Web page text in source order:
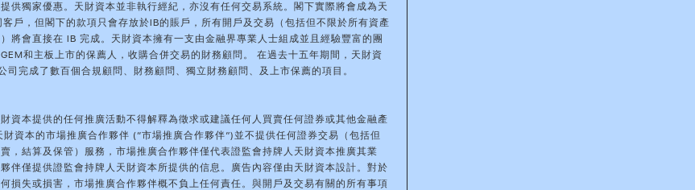
供獨家優惠。天財資本並非執行經紀，亦沒有任何交易系統。閣下實際將會成為天
戶，但閣下的款項只會存放於IB的賬戶，所有開戶及交易（包括但不限於所有資產
將會直接在 IB 完成。天財資本擁有一支由金融界專業人士組成並且經驗豐富的團
和主板上市的保薦人，收購合併交易的財務顧問。 在過去十五年期間，天財資
司完成了數百個合規顧問、財務顧問、獨立財務顧問、及上市保薦的項目。
資本提供的任何推廣活動不得解釋為徵求或建議任何人買賣任何證券或其他金融產
資本的市場推廣合作夥伴 (“市場推廣合作夥伴”)並不提供任何證券交易（包括但
，結算及保管）服務，市場推廣合作夥伴僅代表證監會持牌人天財資本推廣其業
伴僅提供證監會持牌人天財資本所提供的信息。廣告內容僅由天財資本設計。對於
損失或損害，市場推廣合作夥伴概不負上任何責任。與開戶及交易有關的所有事項